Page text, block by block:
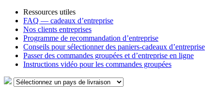
Ressources utiles
FAQ — cadeaux d’entreprise
Nos clients entreprises
Programme de recommandation d’entreprise
Conseils pour sélectionner des paniers-cadeaux d’entreprise
Passer des commandes groupées et d’entreprise en ligne
Instructions vidéo pour les commandes groupées